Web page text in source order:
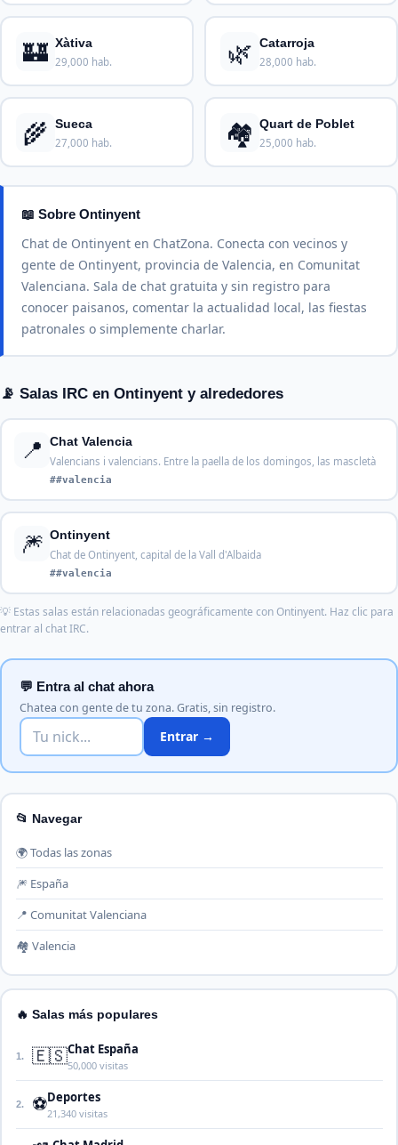
🏰 Xàtiva
29,000 hab. 🌿 Catarroja
28,000 hab.
🌾 Sueca
27,000 hab. 🏘️ Quart de Poblet
25,000 hab.
📖 Sobre Ontinyent
Chat de Ontinyent en ChatZona. Conecta con vecinos y
gente de Ontinyent, provincia de Valencia, en Comunitat
Valenciana. Sala de chat gratuita y sin registro para
conocer paisanos, comentar la actualidad local, las fiestas
patronales o simplemente charlar.
📡 Salas IRC en Ontinyent y alrededores
📍
Chat Valencia
Valencians i valencians. Entre la paella de los domingos, las mascletà
##valencia
🎆 Ontinyent
Chat de Ontinyent, capital de la Vall d'Albaida
##valencia
💡 Estas salas están relacionadas geográficamente con Ontinyent. Haz clic para
entrar al chat IRC.
💬 Entra al chat ahora
Chatea con gente de tu zona. Gratis, sin registro.
Entrar →
📂 Navegar
🌍 Todas las zonas
🎆 España
📍 Comunitat Valenciana
🏘️ Valencia
🔥 Salas más populares
1. 🇪🇸Chat España
50,000 visitas
2. ⚽Deportes
21,340 visitas